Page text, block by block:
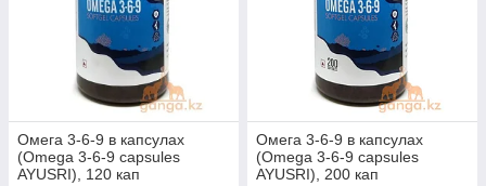
Омега 3-6-9 в капсулах
(Omega 3-6-9 capsules
AYUSRI), 120 кап
Омега 3-6-9 в капсулах
(Omega 3-6-9 capsules
AYUSRI), 200 кап